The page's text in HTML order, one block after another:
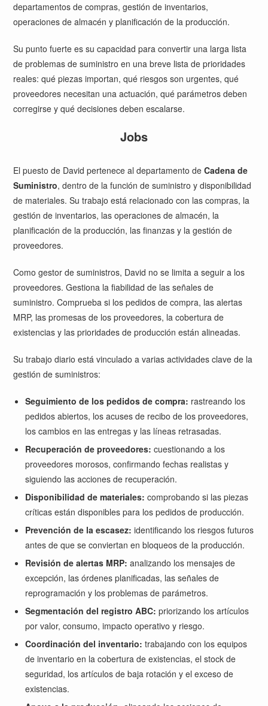
departamentos de compras, gestión de inventarios,
operaciones de almacén y planificación de la producción.
Su punto fuerte es su capacidad para convertir una larga lista
de problemas de suministro en una breve lista de prioridades
reales: qué piezas importan, qué riesgos son urgentes, qué
proveedores necesitan una actuación, qué parámetros deben
corregirse y qué decisiones deben escalarse.
Jobs
El puesto de David pertenece al departamento deCadena de
Suministro, dentro de la función de suministro y disponibilidad
de materiales. Su trabajo está relacionado con las compras, la
gestión de inventarios, las operaciones de almacén, la
planificación de la producción, las finanzas y la gestión de
proveedores.
Como gestor de suministros, David no se limita a seguir a los
proveedores. Gestiona la fiabilidad de las señales de
suministro. Comprueba si los pedidos de compra, las alertas
MRP, las promesas de los proveedores, la cobertura de
existencias y las prioridades de producción están alineadas.
Su trabajo diario está vinculado a varias actividades clave de la
gestión de suministros:
Seguimiento de los pedidos de compra: rastreando los
pedidos abiertos, los acuses de recibo de los proveedores,
los cambios en las entregas y las líneas retrasadas.
Recuperación de proveedores: cuestionando a los
proveedores morosos, confirmando fechas realistas y
siguiendo las acciones de recuperación.
Disponibilidad de materiales: comprobando si las piezas
críticas están disponibles para los pedidos de producción.
Prevención de la escasez: identificando los riesgos futuros
antes de que se conviertan en bloqueos de la producción.
Revisión de alertas MRP: analizando los mensajes de
excepción, las órdenes planificadas, las señales de
reprogramación y los problemas de parámetros.
Segmentación del registro ABC: priorizando los artículos
por valor, consumo, impacto operativo y riesgo.
Coordinación del inventario: trabajando con los equipos
de inventario en la cobertura de existencias, el stock de
seguridad, los artículos de baja rotación y el exceso de
existencias.